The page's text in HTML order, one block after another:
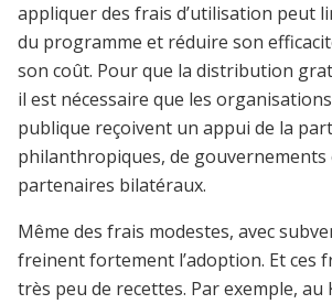
appliquer des frais d’utilisation peut
du programme et réduire son
son coût. Pour que la distribution
il est nécessaire que les
publique reçoivent un appui de la
philanthropiques, de gouvernements
partenaires bilatéraux.
Même des frais modestes, avec
freinent fortement l’adoption. Et ces
très peu de recettes. Par exemple, au